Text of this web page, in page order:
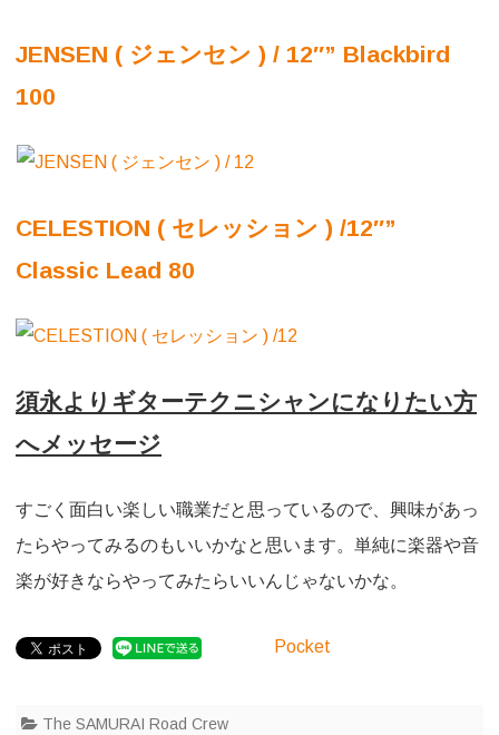
JENSEN ( ジェンセン ) / 12″” Blackbird
100
CELESTION ( セレッション ) /12″”
Classic Lead 80
須永よりギターテクニシャンになりたい方
へメッセージ
すごく面白い楽しい職業だと思っているので、興味があっ
たらやってみるのもいいかなと思います。単純に楽器や音
楽が好きならやってみたらいいんじゃないかな。
Pocket
The SAMURAI Road Crew